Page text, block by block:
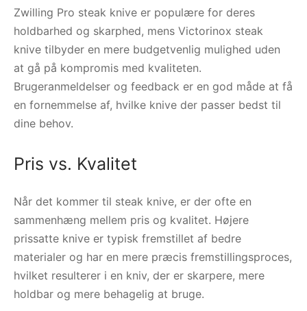
Zwilling Pro steak knive er populære for deres
holdbarhed og skarphed, mens Victorinox steak
knive tilbyder en mere budgetvenlig mulighed uden
at gå på kompromis med kvaliteten.
Brugeranmeldelser og feedback er en god måde at få
en fornemmelse af, hvilke knive der passer bedst til
dine behov.
Pris vs. Kvalitet
Når det kommer til steak knive, er der ofte en
sammenhæng mellem pris og kvalitet. Højere
prissatte knive er typisk fremstillet af bedre
materialer og har en mere præcis fremstillingsproces,
hvilket resulterer i en kniv, der er skarpere, mere
holdbar og mere behagelig at bruge.